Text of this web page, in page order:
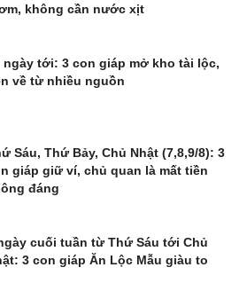
không cần nước xịt
ngày tới: 3 con giáp mở kho tài lộc,
về từ nhiều nguồn
Sáu, Thứ Bảy, Chủ Nhật (7,8,9/8): 3
giáp giữ ví, chủ quan là mất tiền
đáng
cuối tuần từ Thứ Sáu tới Chủ
3 con giáp Ăn Lộc Mẫu giàu to